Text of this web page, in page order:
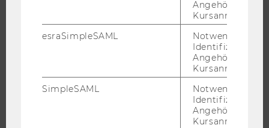
Angehörige/r für
Kursanmeldung.
esraSimpleSAML
Notwendig zur
Identifizierung
Angehörige/r für
Kursanmeldung.
SimpleSAML
Notwendig zur
Identifizierung
Angehörige/r für
Kursanmeldung.